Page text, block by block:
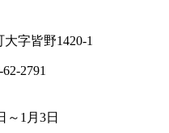
大字皆野1420-1
2791
～1月3日